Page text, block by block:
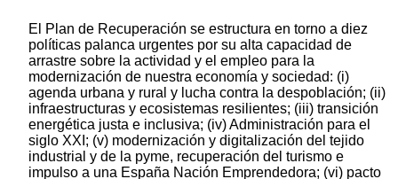
El Plan de Recuperación se estructura en torno a diez
políticas palanca urgentes por su alta capacidad de
arrastre sobre la actividad y el empleo para la
modernización de nuestra economía y sociedad: (i)
agenda urbana y rural y lucha contra la despoblación; (ii)
infraestructuras y ecosistemas resilientes; (iii) transición
energética justa e inclusiva; (iv) Administración para el
siglo XXI; (v) modernización y digitalización del tejido
industrial y de la pyme, recuperación del turismo e
impulso a una España Nación Emprendedora; (vi) pacto